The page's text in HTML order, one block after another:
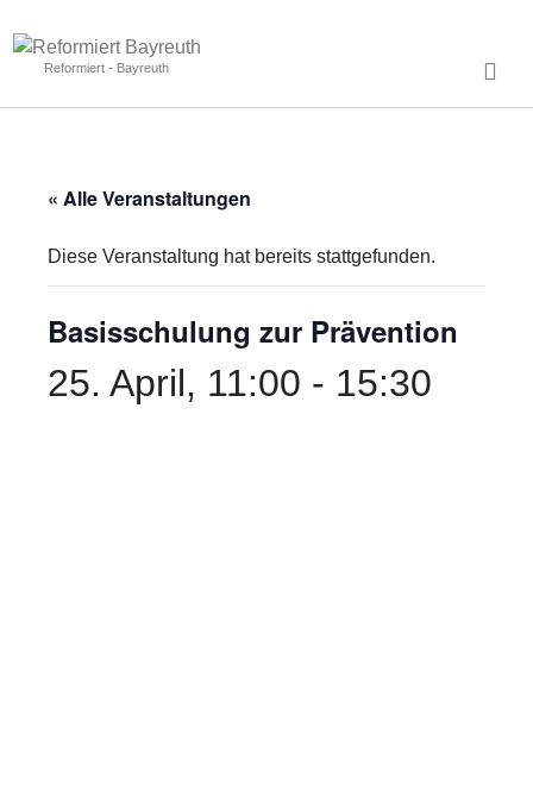
Reformiert - Bayreuth
« Alle Veranstaltungen
Diese Veranstaltung hat bereits stattgefunden.
Basisschulung zur Prävention
25. April, 11:00 - 15:30